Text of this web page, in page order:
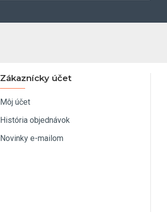
Zákaznícky účet
Môj účet
História objednávok
Novinky e-mailom